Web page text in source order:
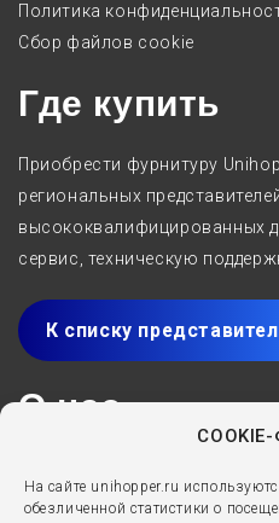
На сайте unihopper.ru
обезличенной статистики о
Политика
Сбор файлов cookie
Где купить
Приобрести фурнитуру
региональных
высококвалифицированных
сервис, техническую
К списку
О нас
2005 года специализируется